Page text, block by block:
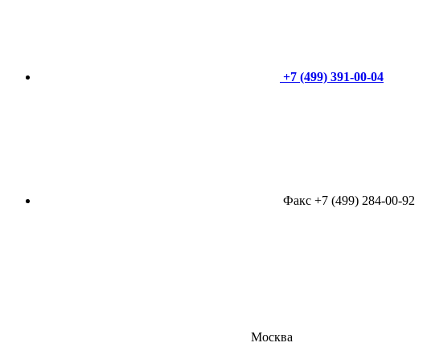
+7 (499) 391-00-04
Факс +7 (499) 284-00-92
Москва